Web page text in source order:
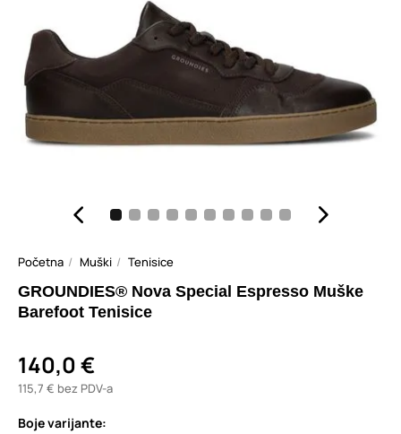
Početna Muški Tenisice
GROUNDIES® Nova Special Espresso Muške
Barefoot Tenisice
140,0 €
115,7 € bez PDV-a
Boje varijante: